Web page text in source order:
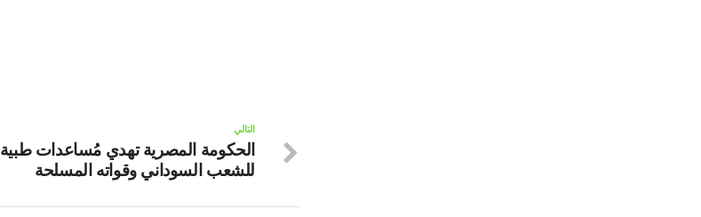
التالي
الحكومة المصرية تهدي مُساعدات طبية
للشعب السوداني وقواته المسلحة